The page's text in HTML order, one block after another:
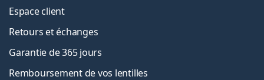
Espace client
Retours et échanges
Garantie de 365 jours
Remboursement de vos lentilles